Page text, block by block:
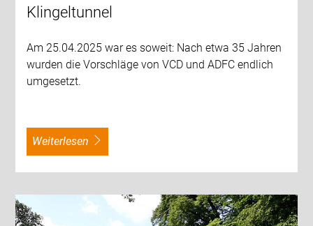
Klingeltunnel
Am 25.04.2025 war es soweit: Nach etwa 35 Jahren
wurden die Vorschläge von VCD und ADFC endlich
umgesetzt.
weiterlesen